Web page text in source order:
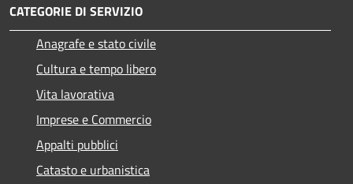
CATEGORIE DI SERVIZIO
Anagrafe e stato civile
Cultura e tempo libero
Vita lavorativa
Imprese e Commercio
Appalti pubblici
Catasto e urbanistica